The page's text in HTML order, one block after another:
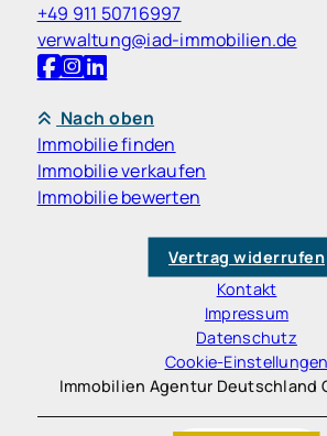
+49 911 50716997
verwaltung@iad-immobilien.de
Nach oben
Immobilie finden
Immobilie verkaufen
Immobilie bewerten
Vertrag widerrufen
Kontakt
Impressum
Datenschutz
Cookie-Einstellungen
Immobilien Agentur Deutschland